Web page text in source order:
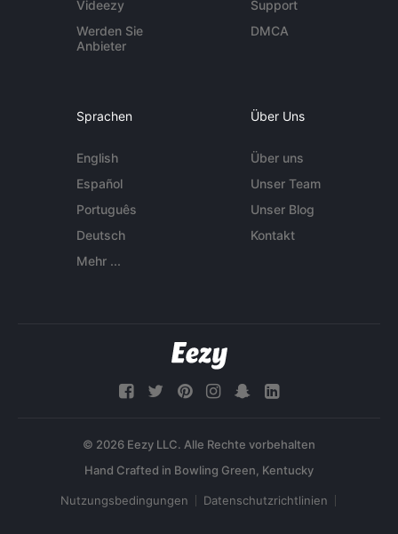
Videezy
Werden Sie
Anbieter
Support
DMCA
Sprachen
English
Español
Português
Deutsch
Mehr ...
Über Uns
Über uns
Unser Team
Unser Blog
Kontakt
© 2026 Eezy LLC. Alle Rechte vorbehalten
Nutzungsbedingungen Datenschutzrichtlinien